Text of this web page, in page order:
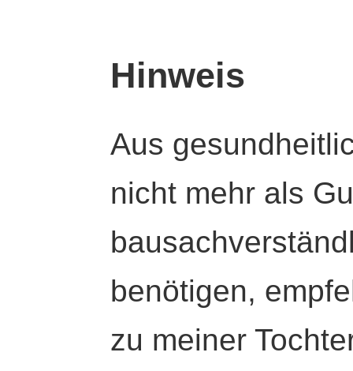
Hinweis
Aus
nicht mehr als
benötigen,
zu meiner